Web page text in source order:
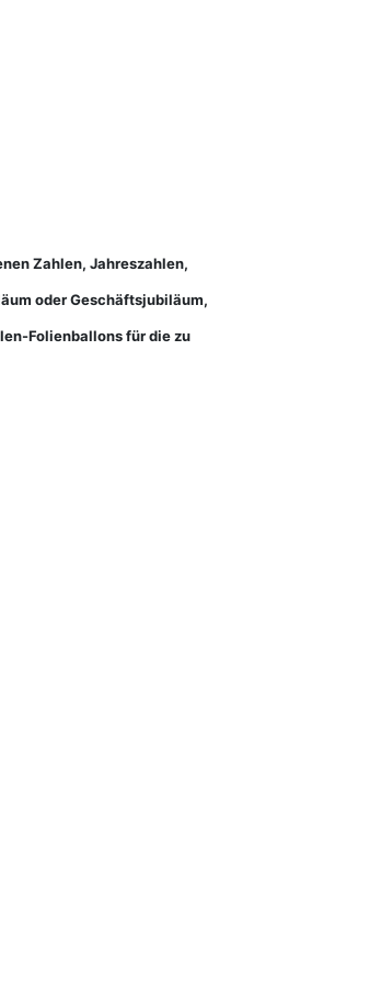
Zahlen, Jahreszahlen,
oder Geschäftsjubiläum,
Folienballons für die zu